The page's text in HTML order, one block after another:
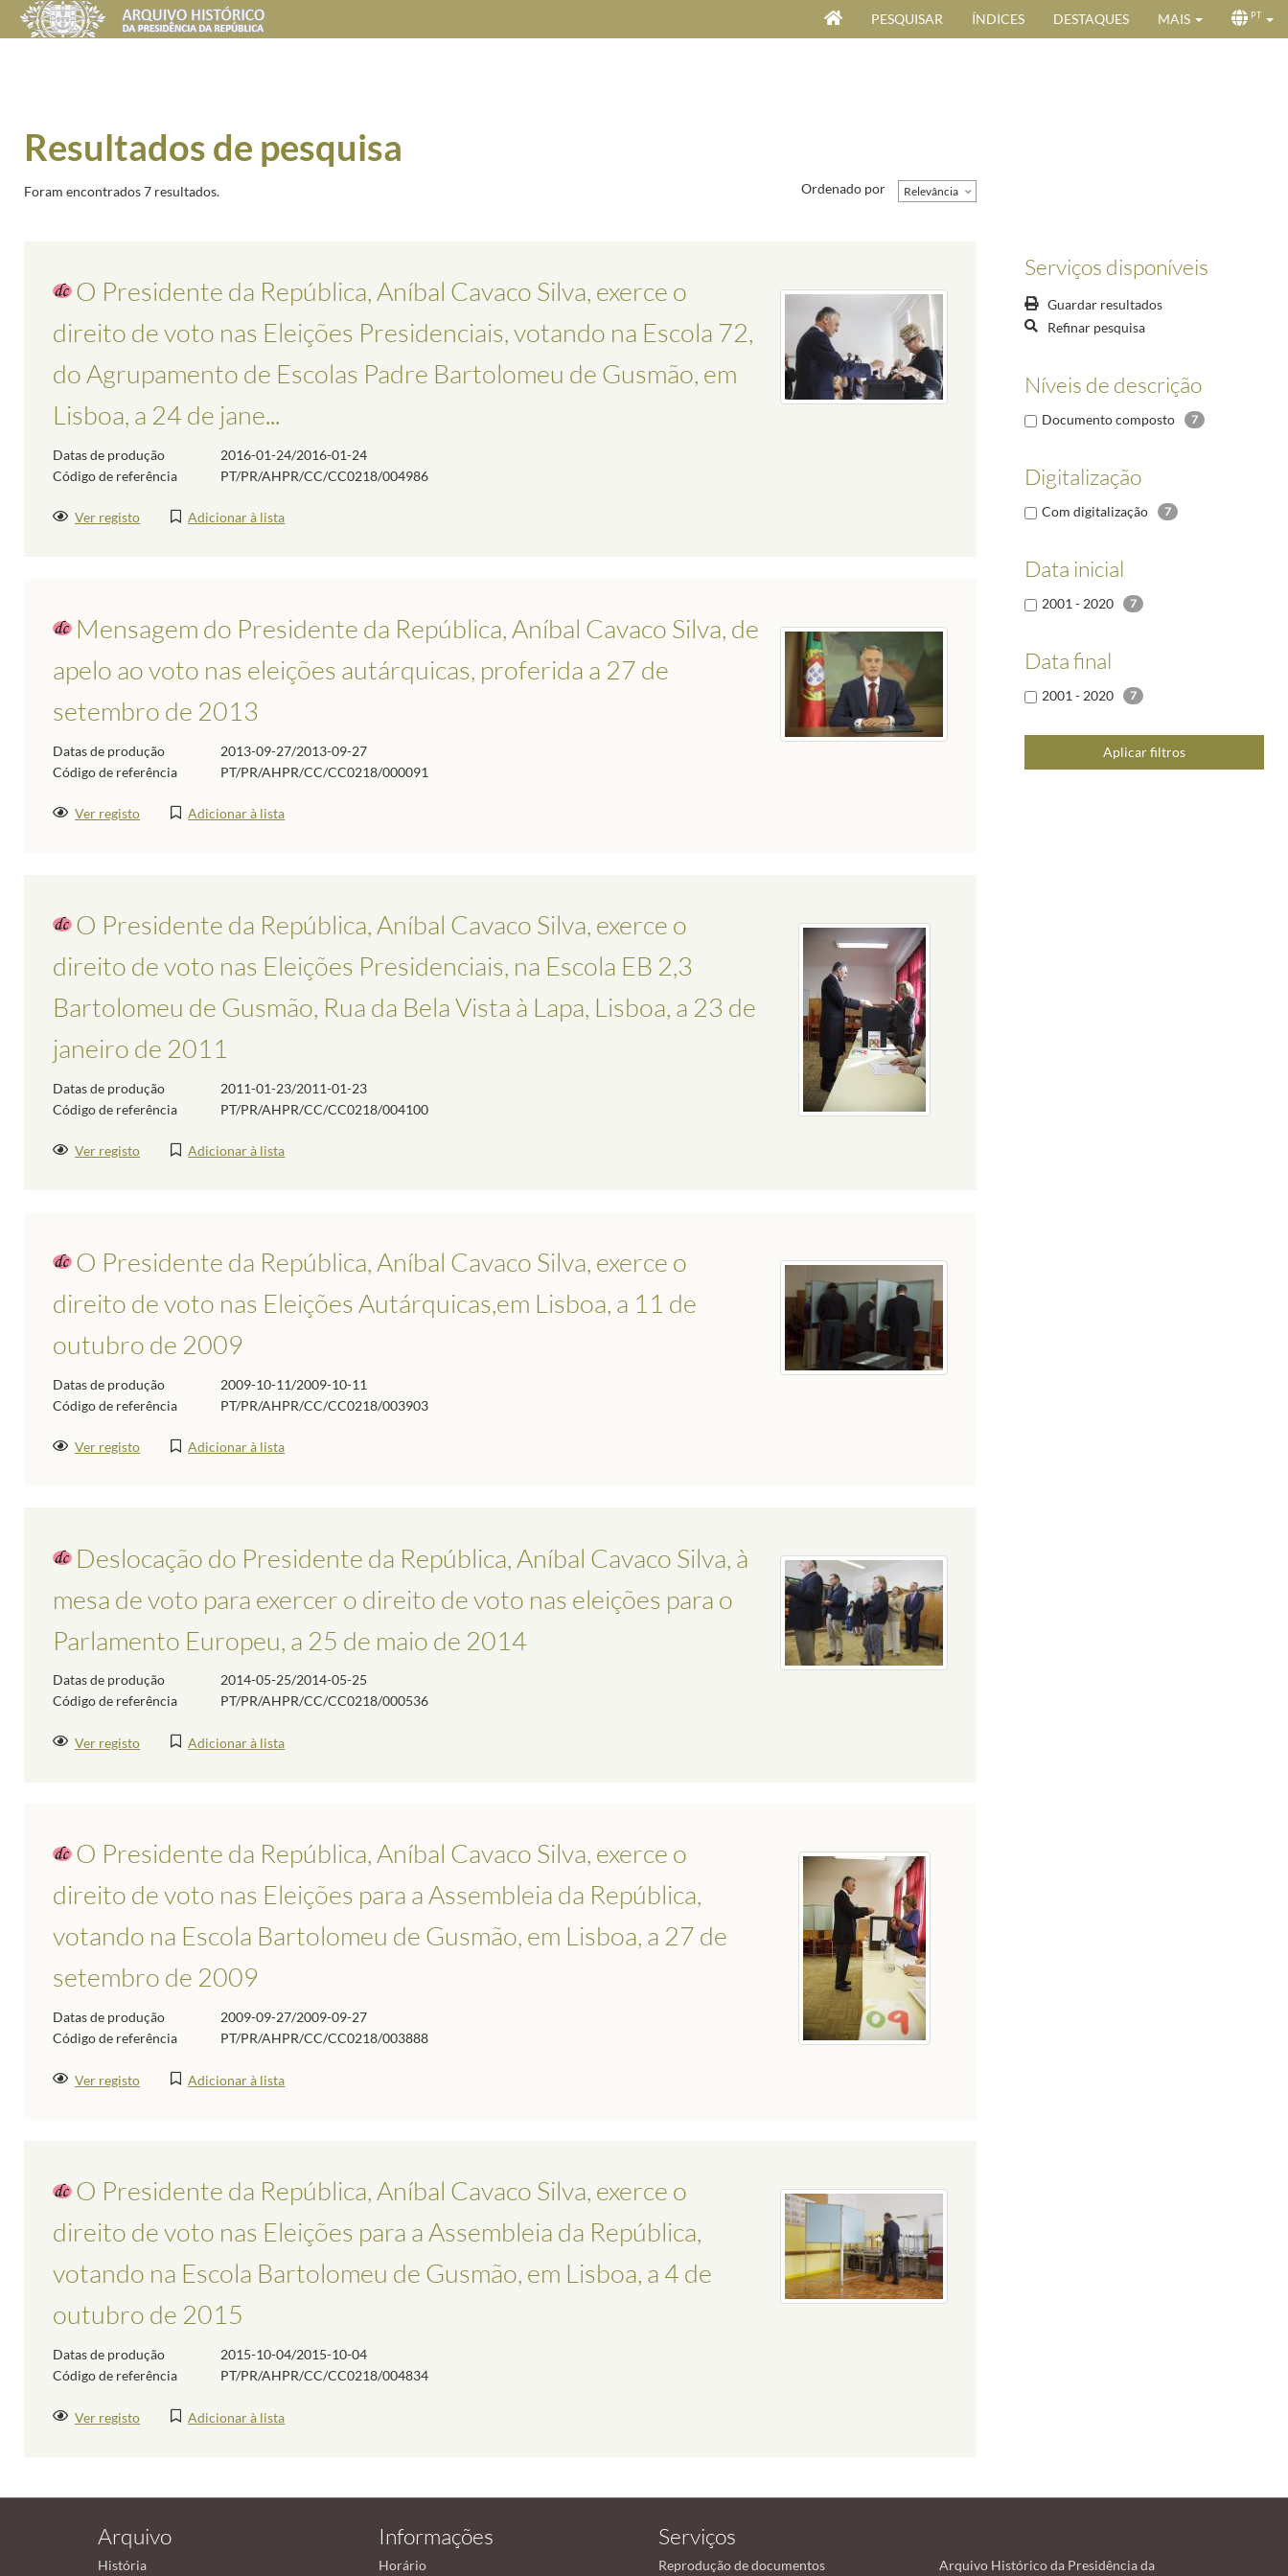
PESQUISAR ÍNDICES DESTAQUES MAIS PT
Resultados de pesquisa
Serviços disponíveis
Guardar resultados
Refinar pesquisa
Níveis de descrição
Documento composto 7
Digitalização
Com digitalização 7
Data inicial
2001 - 2020 7
Data final
2001 - 2020 7
Aplicar filtros
Foram encontrados 7 resultados. Ordenado por Relevância
O Presidente da República, Aníbal Cavaco Silva, exerce o
direito de voto nas Eleições Presidenciais, votando na Escola 72,
do Agrupamento de Escolas Padre Bartolomeu de Gusmão, em
Lisboa, a 24 de jane...
Datas de produção
2016-01-24/2016-01-24
Código de referência
PT/PR/AHPR/CC/CC0218/004986
Ver registo Adicionar à lista
Mensagem do Presidente da República, Aníbal Cavaco Silva, de
apelo ao voto nas eleições autárquicas, proferida a 27 de
setembro de 2013
Datas de produção
2013-09-27/2013-09-27
Código de referência
PT/PR/AHPR/CC/CC0218/000091
Ver registo Adicionar à lista
O Presidente da República, Aníbal Cavaco Silva, exerce o
direito de voto nas Eleições Presidenciais, na Escola EB 2,3
Bartolomeu de Gusmão, Rua da Bela Vista à Lapa, Lisboa, a 23 de
janeiro de 2011
Datas de produção
2011-01-23/2011-01-23
Código de referência
PT/PR/AHPR/CC/CC0218/004100
Ver registo Adicionar à lista
O Presidente da República, Aníbal Cavaco Silva, exerce o
direito de voto nas Eleições Autárquicas,em Lisboa, a 11 de
outubro de 2009
Datas de produção
2009-10-11/2009-10-11
Código de referência
PT/PR/AHPR/CC/CC0218/003903
Ver registo Adicionar à lista
Deslocação do Presidente da República, Aníbal Cavaco Silva, à
mesa de voto para exercer o direito de voto nas eleições para o
Parlamento Europeu, a 25 de maio de 2014
Datas de produção
2014-05-25/2014-05-25
Código de referência
PT/PR/AHPR/CC/CC0218/000536
Ver registo Adicionar à lista
O Presidente da República, Aníbal Cavaco Silva, exerce o
direito de voto nas Eleições para a Assembleia da República,
votando na Escola Bartolomeu de Gusmão, em Lisboa, a 27 de
setembro de 2009
Datas de produção
2009-09-27/2009-09-27
Código de referência
PT/PR/AHPR/CC/CC0218/003888
Ver registo Adicionar à lista
O Presidente da República, Aníbal Cavaco Silva, exerce o
direito de voto nas Eleições para a Assembleia da República,
votando na Escola Bartolomeu de Gusmão, em Lisboa, a 4 de
outubro de 2015
Datas de produção
2015-10-04/2015-10-04
Código de referência
PT/PR/AHPR/CC/CC0218/004834
Ver registo Adicionar à lista
Arquivo
História
Informações
Horário
Serviços
Reprodução de documentos
Arquivo Histórico da Presidência da